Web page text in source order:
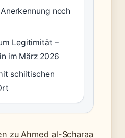
noch
Legitimität –
im März 2026
schiitischen
zu Ahmed al-Scharaa